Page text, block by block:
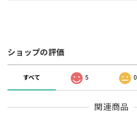
ショップの評価
すべて 5 0
関連商品